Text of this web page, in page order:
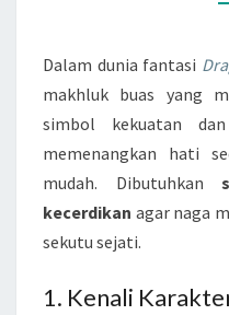
Dalam dunia fantasi
makhluk buas yang
simbol kekuatan
memenangkan hati
mudah. Dibutuhkan
kecerdikan agar naga
sekutu sejati.
1. Kenali